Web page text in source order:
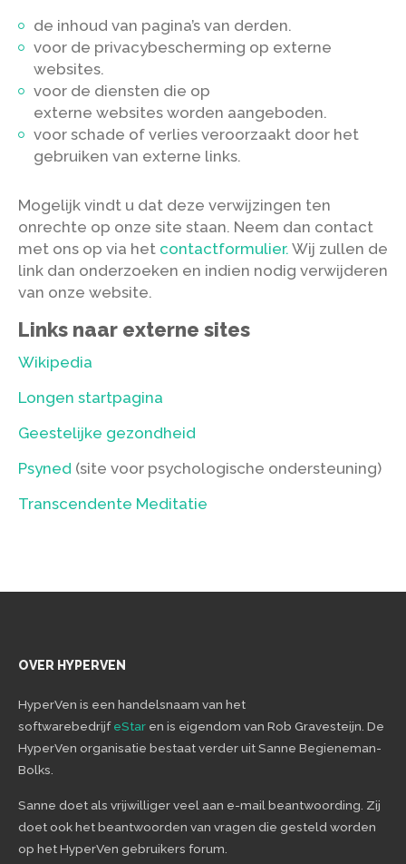
de inhoud van pagina’s van derden.
voor de privacybescherming op externe
websites.
voor de diensten die op
externe websites worden aangeboden.
voor schade of verlies veroorzaakt door het
gebruiken van externe links.
Mogelijk vindt u dat deze verwijzingen ten
onrechte op onze site staan. Neem dan contact
met ons op via het contactformulier. Wij zullen de
link dan onderzoeken en indien nodig verwijderen
van onze website.
Links naar externe sites
Wikipedia
Longen startpagina
Geestelijke gezondheid
Psyned (site voor psychologische ondersteuning)
Transcendente Meditatie
OVER HYPERVEN
HyperVen is een handelsnaam van het
softwarebedrijfeStar en is eigendom van Rob Gravesteijn. De
HyperVen organisatie bestaat verder uit Sanne Begieneman-
Bolks.
Sanne doet als vrijwilliger veel aan e-mail beantwoording. Zij
doet ook het beantwoorden van vragen die gesteld worden
op het HyperVen gebruikers forum.